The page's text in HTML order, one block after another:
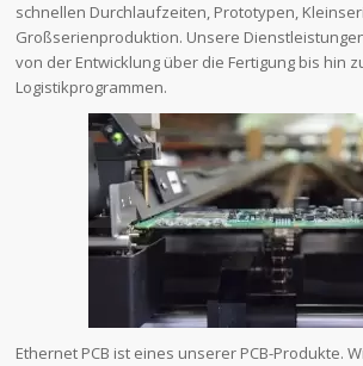
schnellen Durchlaufzeiten, Prototypen,
Großserienproduktion. Unsere
von der Entwicklung über die Fertigung bis hin
Logistikprogrammen.
Ethernet PCB ist eines unserer PCB-Produkte.